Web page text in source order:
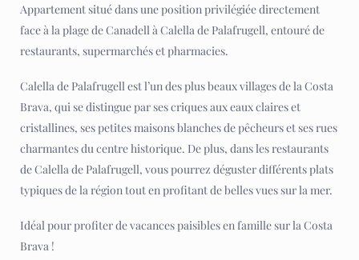
Appartement situé dans une position privilégiée directement
face à la plage de Canadell à Calella de Palafrugell, entouré de
restaurants, supermarchés et pharmacies.
Calella de Palafrugell est l’un des plus beaux villages de la Costa
Brava, qui se distingue par ses criques aux eaux claires et
cristallines, ses petites maisons blanches de pêcheurs et ses rues
charmantes du centre historique. De plus, dans les restaurants
de Calella de Palafrugell, vous pourrez déguster différents plats
typiques de la région tout en profitant de belles vues sur la mer.
Idéal pour profiter de vacances paisibles en famille sur la Costa
Brava !